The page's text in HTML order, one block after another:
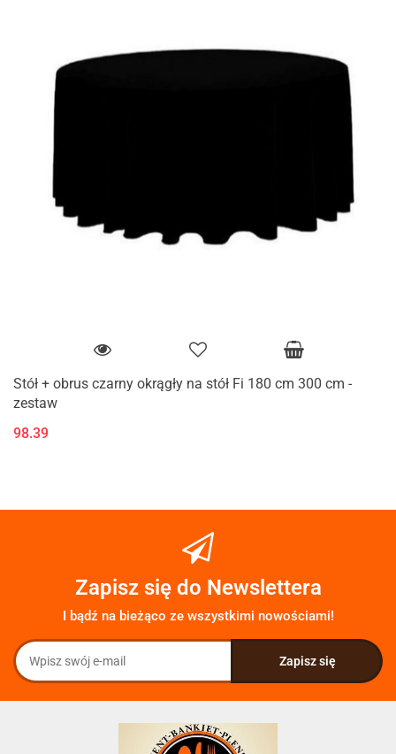
Stół + obrus czarny okrągły na stół Fi 180 cm 300 cm -
zestaw
98.39
Zapisz się do Newslettera
I bądź na bieżąco ze wszystkimi nowościami!